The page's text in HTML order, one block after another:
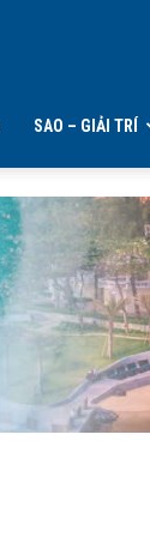
SAO – GIẢI TRÍ